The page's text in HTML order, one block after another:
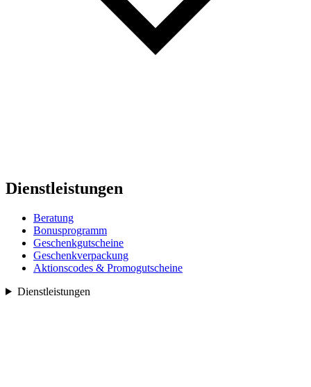
Dienstleistungen
Beratung
Bonusprogramm
Geschenkgutscheine
Geschenkverpackung
Aktionscodes & Promogutscheine
Dienstleistungen